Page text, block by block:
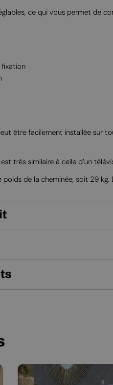
ce qui vous permet de
être facilement installée sur
très similaire à celle d’un
de la cheminée, soit 29 kg.